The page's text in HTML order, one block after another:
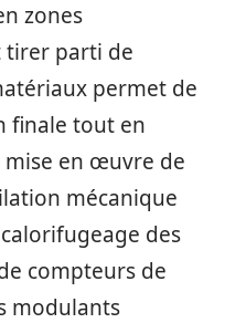
zones
tirer parti de
permet de
finale tout en
en œuvre de
mécanique
des
compteurs de
modulants